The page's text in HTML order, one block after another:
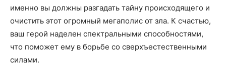
именно вы должны разгадать тайну происходящего и
очистить этот огромный мегаполис от зла. К счастью,
ваш герой наделен спектральными способностями,
что поможет ему в борьбе со сверхъестественными
силами.